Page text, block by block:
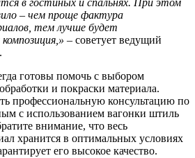
в гостиных и спальнях. При этом
– чем проще фактура
тем лучше будет
– советует ведущий
готовы помочь с выбором
и покраски материала.
профессиональную консультацию по
с использованием вагонки штиль
внимание, что весь
хранится в оптимальных условиях
его высокое качество.